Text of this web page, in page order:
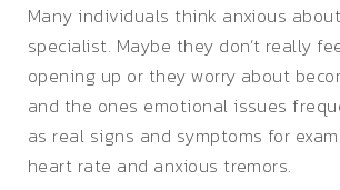
Many individuals think anxious
specialist. Maybe they don’t really
opening up or they worry about
and the ones emotional issues
as real signs and symptoms for
heart rate and anxious tremors.